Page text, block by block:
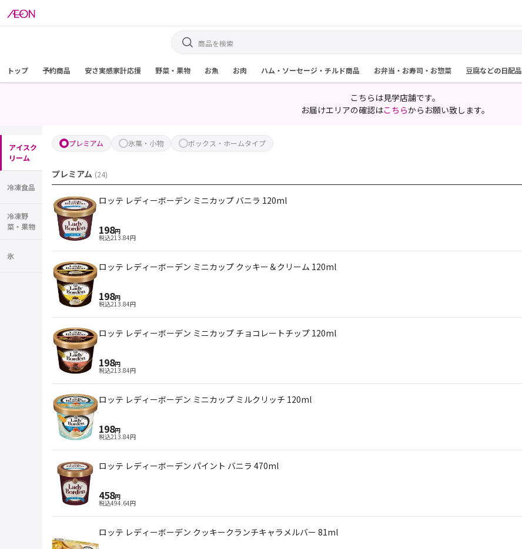
トップ 予約商品 安さ実感家計応援 野菜・果物 お魚 お肉 ハム・ソーセージ・チルド商品 お弁当・お寿司・お惣菜 豆腐などの日配品
こちらは見学店舗です。
お届けエリアの確認はこちらからお願い致します。
アイスク
リーム
冷凍食品
冷凍野
菜・果物
氷
プレミアム 氷菓・小物 ボックス・ホームタイプ
プレミアム (24)
ロッテ レディーボーデン ミニカップ バニラ 120ml
198円
税込213.84円
ロッテ レディーボーデン ミニカップ クッキー＆クリーム 120ml
198円
税込213.84円
ロッテ レディーボーデン ミニカップ チョコレートチップ 120ml
198円
税込213.84円
ロッテ レディーボーデン ミニカップ ミルクリッチ 120ml
198円
税込213.84円
ロッテ レディーボーデン パイント バニラ 470ml
458円
税込494.64円
ロッテ レディーボーデン クッキークランチキャラメルバー 81ml